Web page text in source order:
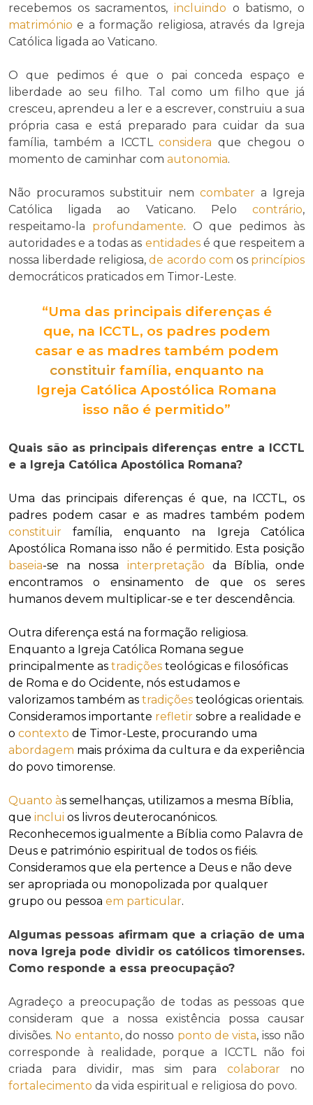
recebemos os sacramentos, incluindo o batismo, o
matrimónio e a formação religiosa, através da Igreja
Católica ligada ao Vaticano.
O que pedimos é que o pai conceda espaço e
liberdade ao seu filho. Tal como um filho que já
cresceu, aprendeu a ler e a escrever, construiu a sua
própria casa e está preparado para cuidar da sua
família, também a ICCTLconsidera que chegou o
momento de caminhar com autonomia.
Não procuramos substituir nem combater a Igreja
Católica ligada ao Vaticano. Pelo contrário,
respeitamo-la profundamente. O que pedimos às
autoridades e a todas as entidadesé que respeitem a
nossa liberdade religiosa,de acordo com os princípios
democráticos praticados em Timor-Leste.
“Uma das principais diferenças é
que, na ICCTL, os padres podem
casar e as madres também podem
constituir família, enquanto na
Igreja Católica Apostólica Romana
isso não é permitido”
Quais são as principais diferenças entre a ICCTL
e a Igreja Católica Apostólica Romana?
Uma das principais diferenças é que, na ICCTL, os
padres podem casar e as madres também podem
constituir família, enquanto na Igreja Católica
Apostólica Romana isso não é permitido. Esta posição
baseia-se na nossa interpretação da Bíblia, onde
encontramos o ensinamento de que os seres
humanos devem multiplicar-se e ter descendência.
Outra diferença está na formação religiosa.
Enquanto a Igreja Católica Romana segue
principalmente as tradições teológicas e filosóficas
de Roma e do Ocidente, nós estudamos e
valorizamos também as tradições teológicas orientais.
Consideramos importante refletir sobre a realidade e
o contexto de Timor-Leste, procurando uma
abordagem mais próxima da cultura e da experiência
do povo timorense.
Quanto às semelhanças, utilizamos a mesma Bíblia,
que inclui os livros deuterocanónicos.
Reconhecemos igualmente a Bíblia como Palavra de
Deus e património espiritual de todos os fiéis.
Consideramos que ela pertence a Deus e não deve
ser apropriada ou monopolizada por qualquer
grupo ou pessoa em particular.
Algumas pessoas afirmam que a criação de uma
nova Igreja pode dividir os católicos timorenses.
Como responde a essa preocupação?
Agradeço a preocupação de todas as pessoas que
consideram que a nossa existência possa causar
divisões. No entanto, do nosso ponto de vista, isso não
corresponde à realidade, porque a ICCTL não foi
criada para dividir, mas sim para colaborarno
fortalecimento da vida espiritual e religiosa do povo.